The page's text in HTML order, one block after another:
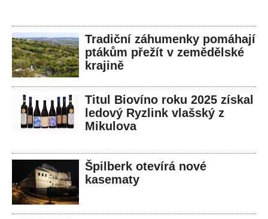
Tradiční záhumenky pomáhají
ptákům přežít v zemědělské
krajině
Titul Biovíno roku 2025 získal
ledový Ryzlink vlašský z
Mikulova
Špilberk otevírá nové
kasematy